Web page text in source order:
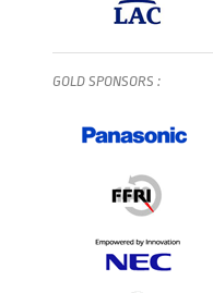
GOLD SPONSORS :